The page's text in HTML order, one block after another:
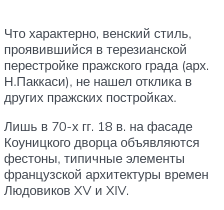
Что характерно, венский стиль,
проявившийся в терезианской
перестройке пражского града (арх.
Н.Паккаси), не нашел отклика в
других пражских постройках.
Лишь в 70-х гг. 18 в. на фасаде
Коуницкого дворца объявляются
фестоны, типичные элементы
французской архитектуры времен
Людовиков XV и XIV.